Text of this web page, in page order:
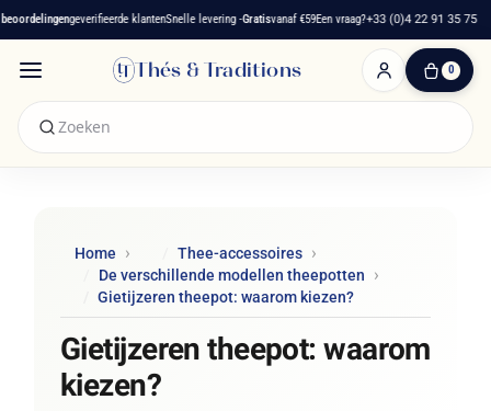
geverifieerde klantenSnelle levering -Gratisvanaf €59Een vraag?+33 (0)4 22 91 35 75
Thés & Traditions 0
0
Home
Thee-accessoires
De verschillende modellen theepotten
Gietijzeren theepot: waarom kiezen?
Gietijzeren theepot: waarom
kiezen?